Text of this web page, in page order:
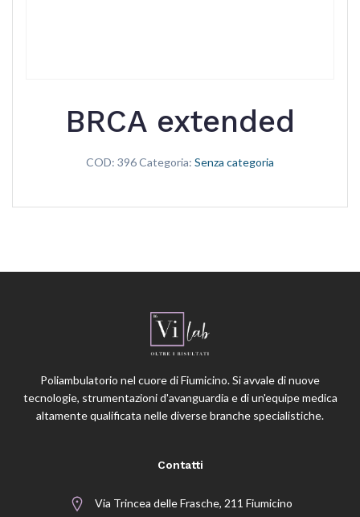
BRCA extended
COD: 396Categoria: Senza categoria
Poliambulatorio nel cuore di Fiumicino. Si avvale di nuove
tecnologie, strumentazioni d'avanguardia e di un'equipe medica
altamente qualificata nelle diverse branche specialistiche.
Contatti
Via Trincea delle Frasche, 211 Fiumicino